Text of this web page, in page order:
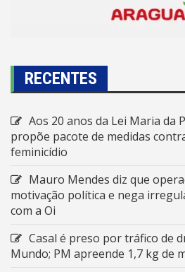
RECENTES
Aos 20 anos da Lei Maria da
propõe pacote de medidas
feminicídio
Mauro Mendes diz que
motivação política e nega
com a Oi
Casal é preso por tráfico de
Mundo; PM apreende 1,7 kg de